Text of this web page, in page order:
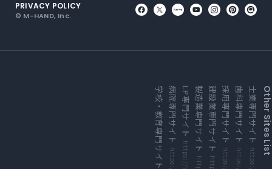
外部サイトにリンクします
外部サイトにリンクしま
外部サイトにリンク
外部サイトにリ
外部サイト
外部サ
外
PRIVACY POLICY
© M-HAND, Inc.
Other
士業専門サイト
外部サイトにリンクします
歯科専門サイト
外部サイトにリンクします
採用専門サイト
外部サイトにリンクします
建設業専門サイト
外部サイトにリンクします
製造業専門サイト
外部サイトにリンクします
LP専門サイト
外部サイトにリンクします
病院専門サイト
外部サイトにリンクします
学校・教育専門サイト
外部サイトにリンクします